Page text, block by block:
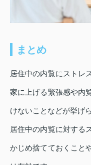
まとめ
居住中の内覧にストレ
家に上げる緊張感や内
けないことなどが挙げ
居住中の内覧に対する
かじめ捨てておくこと